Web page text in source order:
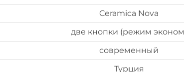
Ceramica Nova
две кнопки (режим
современный
Турция